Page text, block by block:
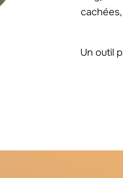
Un outil